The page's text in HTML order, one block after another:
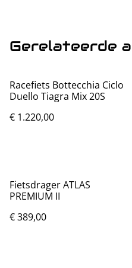
Gerelateerde
Racefiets Bottecchia Ciclo
Duello Tiagra Mix 20S
€ 1.220,00
Fietsdrager ATLAS
PREMIUM II
€ 389,00